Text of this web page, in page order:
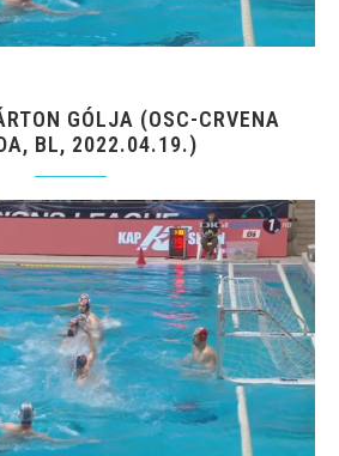
GÓLJA (OSC-CRVENA
BL, 2022.04.19.)